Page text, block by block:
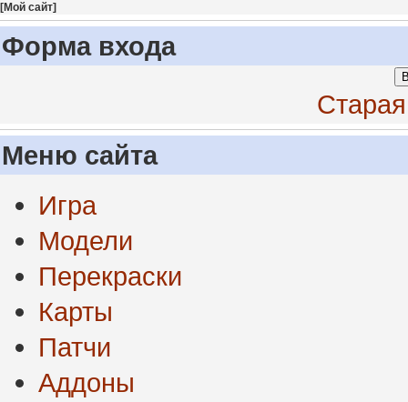
[Мой сайт]
Форма входа
Меню сайта
Игра
Модели
Перекраски
Карты
Патчи
Аддоны